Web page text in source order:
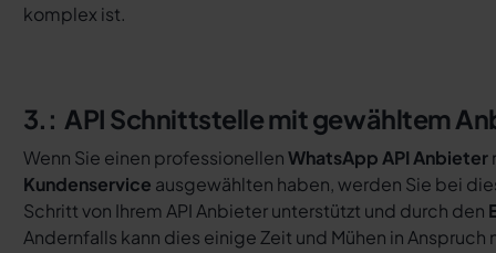
komplex ist.
3.: API Schnittstelle mit gewähltem
Wenn Sie einen professionellenWhatsApp API Anbieter
Kundenservice ausgewählten haben, werden Sie bei
Schritt von Ihrem API Anbieter unterstützt und durch den
Andernfalls kann dies einige Zeit und Mühen in